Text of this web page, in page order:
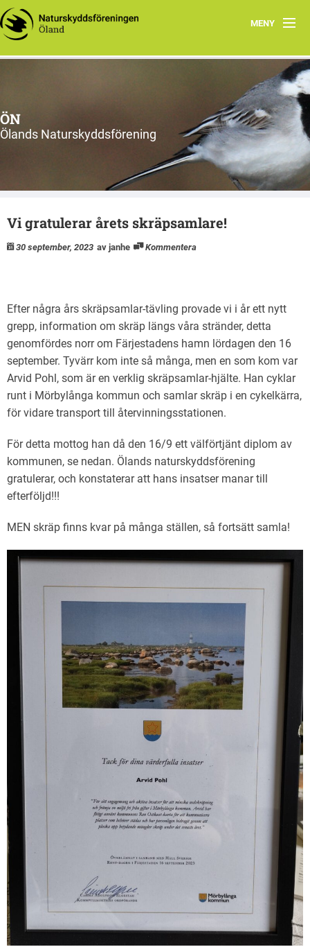
MENY
Hem
Om ÖN
Aktiviteter
ÖN tycker
Natur- och miljöorganisationer på Öland
ÖN
Ölands Naturskyddsförening
Vi gratulerar årets skräpsamlare!
30 september, 2023 av janhe Kommentera
Efter några års skräpsamlar-tävling provade vi i år ett nytt
grepp, information om skräp längs våra stränder, detta
genomfördes norr om Färjestadens hamn lördagen den 16
september. Tyvärr kom inte så många, men en som kom var
Arvid Pohl, som är en verklig skräpsamlar-hjälte. Han cyklar
runt i Mörbylånga kommun och samlar skräp i en cykelkärra,
för vidare transport till återvinningsstationen.
För detta mottog han då den 16/9 ett välförtjänt diplom av
kommunen, se nedan. Ölands naturskyddsförening
gratulerar, och konstaterar att hans insatser manar till
efterföljd!!!
MEN skräp finns kvar på många ställen, så fortsätt samla!